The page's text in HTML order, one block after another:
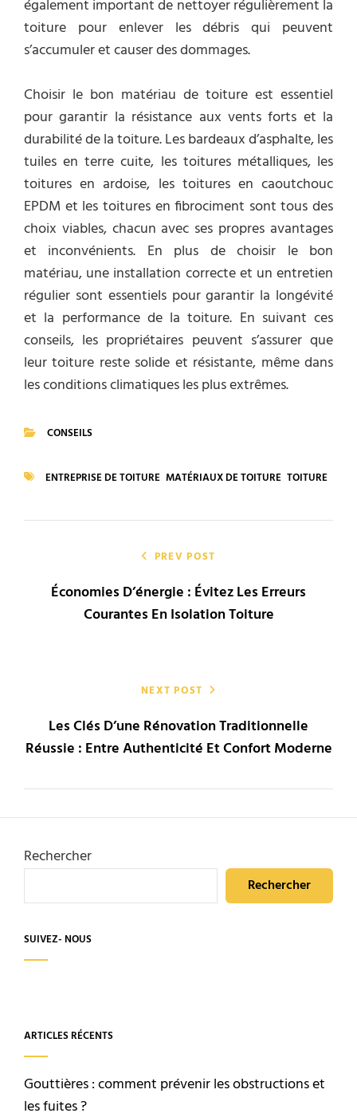
également important de nettoyer régulièrement la
toiture pour enlever les débris qui peuvent
s’accumuler et causer des dommages.
Choisir le bon matériau de toiture est essentiel
pour garantir la résistance aux vents forts et la
durabilité de la toiture. Les bardeaux d’asphalte, les
tuiles en terre cuite, les toitures métalliques, les
toitures en ardoise, les toitures en caoutchouc
EPDM et les toitures en fibrociment sont tous des
choix viables, chacun avec ses propres avantages
et inconvénients. En plus de choisir le bon
matériau, une installation correcte et un entretien
régulier sont essentiels pour garantir la longévité
et la performance de la toiture. En suivant ces
conseils, les propriétaires peuvent s’assurer que
leur toiture reste solide et résistante, même dans
les conditions climatiques les plus extrêmes.
CONSEILS
ENTREPRISE DE TOITURE MATÉRIAUX DE TOITURE TOITURE
l’article
PREV POST
Économies D’énergie : Évitez Les Erreurs
Courantes En Isolation Toiture
NEXT POST
Les Clés D’une Rénovation Traditionnelle
Réussie : Entre Authenticité Et Confort Moderne
Rechercher
Rechercher
SUIVEZ- NOUS
ARTICLES RÉCENTS
Gouttières : comment prévenir les obstructions et
les fuites ?